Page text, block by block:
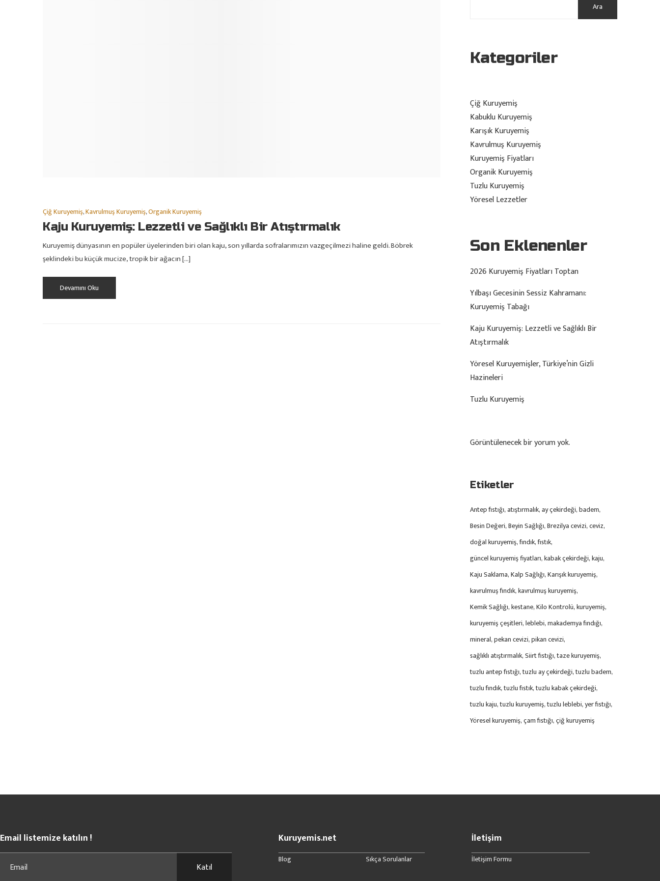
Ara
Kategoriler
Çiğ Kuruyemiş
Kabuklu Kuruyemiş
Karışık Kuruyemiş
Kavrulmuş Kuruyemiş
Kuruyemiş Fiyatları
Organik Kuruyemiş
Tuzlu Kuruyemiş
Yöresel Lezzetler
Son Eklenenler
2026 Kuruyemiş Fiyatları Toptan
Yılbaşı Gecesinin Sessiz Kahramanı:
Kuruyemiş Tabağı
Kaju Kuruyemiş: Lezzetli ve Sağlıklı Bir
Atıştırmalık
Yöresel Kuruyemişler, Türkiye’nin Gizli
Hazineleri
Tuzlu Kuruyemiş
Görüntülenecek bir yorum yok.
Etiketler
Antep fıstığı atıştırmalık ay çekirdeği badem
Besin Değeri Beyin Sağlığı Brezilya cevizi ceviz
doğal kuruyemiş fındık fıstık
güncel kuruyemiş fiyatları kabak çekirdeği kaju
Kaju Saklama Kalp Sağlığı Karışık kuruyemiş
kavrulmuş fındık kavrulmuş kuruyemiş
Kemik Sağlığı kestane Kilo Kontrolü kuruyemiş
kuruyemiş çeşitleri leblebi makademya fındığı
mineral pekan cevizi pikan cevizi
sağlıklı atıştırmalık Siirt fıstığı taze kuruyemiş
tuzlu antep fıstığı tuzlu ay çekirdeği tuzlu badem
tuzlu fındık tuzlu fıstık tuzlu kabak çekirdeği
tuzlu kaju tuzlu kuruyemiş tuzlu leblebi yer fıstığı
Yöresel kuruyemiş çam fıstığı çiğ kuruyemiş
Çiğ Kuruyemiş,Kavrulmuş Kuruyemiş,Organik Kuruyemiş
Kaju Kuruyemiş: Lezzetli ve Sağlıklı Bir Atıştırmalık
Kuruyemiş dünyasının en popüler üyelerinden biri olan kaju, son yıllarda sofralarımızın vazgeçilmezi haline geldi. Böbrek
şeklindeki bu küçük mucize, tropik bir ağacın […]
Devamını Oku
Email listemize katılın !
Katıl
Kuruyemis.net
Blog Sıkça Sorulanlar
İletişim
İletişim Formu